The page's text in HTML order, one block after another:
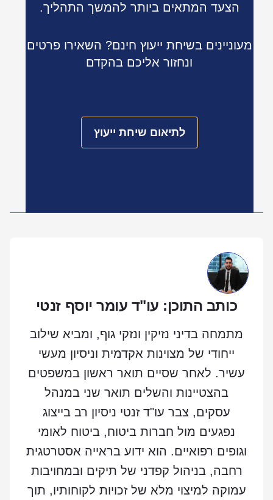
הצעד המתאים ביותר להמשך התהליך.
מעוניינים בשיחת ייעוץ חינם? השאירו פרטים
ונחזור אליכם בהקדם
לתיאום שיחת ייעוץ
כותב התוכן: עו"ד עומר יוסף זנטי
מתמחה בדיני נזיקין ונזקי גוף, ומביא שילוב
ייחודי של מצוינות אקדמית וניסיון מעשי
עשיר. לאחר שסיים תואר ראשון במשפטים
בהצטיינות והשלים תואר שני במנהל
עסקים, צבר עו"ד זנטי ניסיון רב בייצוג
נפגעים מול חברות ביטוח, ביטוח לאומי
וגופים רפואיים. הוא ידוע בראייה אסטרטגית
רחבה, בניהול קפדני של תיקים ובמחויבות
עמוקה למיצוי מלא של זכויות לקוחותיו, תוך